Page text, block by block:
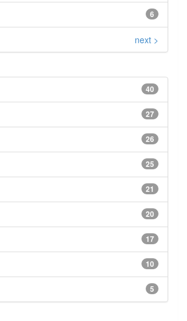
6
next >
40
27
26
25
21
20
17
10
5